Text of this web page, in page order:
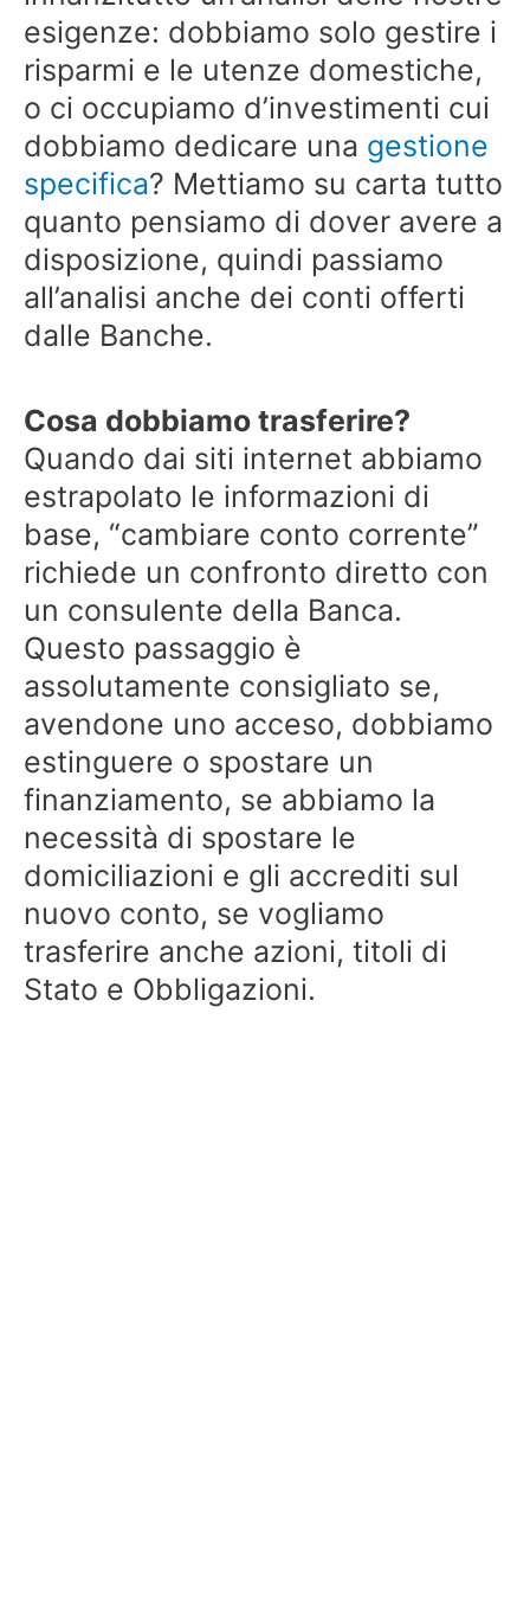
esigenze: dobbiamo solo gestire i
risparmi e le utenze domestiche,
o ci occupiamo d’investimenti cui
dobbiamo dedicare una gestione
specifica? Mettiamo su carta tutto
quanto pensiamo di dover avere a
disposizione, quindi passiamo
all’analisi anche dei conti offerti
dalle Banche.
Cosa dobbiamo trasferire?
Quando dai siti internet abbiamo
estrapolato le informazioni di
base, “cambiare conto corrente”
richiede un confronto diretto con
un consulente della Banca.
Questo passaggio è
assolutamente consigliato se,
avendone uno acceso, dobbiamo
estinguere o spostare un
finanziamento, se abbiamo la
necessità di spostare le
domiciliazioni e gli accrediti sul
nuovo conto, se vogliamo
trasferire anche azioni, titoli di
Stato e Obbligazioni.